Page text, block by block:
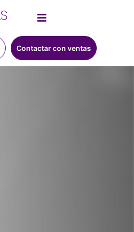
Contactar con ventas